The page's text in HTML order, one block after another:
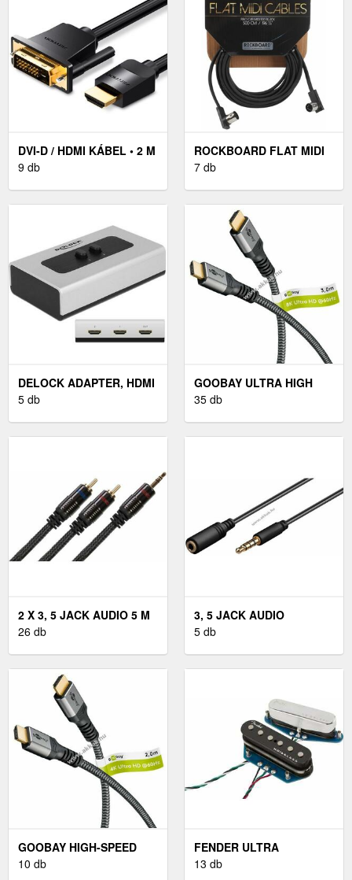
DVI-D / HDMI KÁBEL • 2 M
9 db
ROCKBOARD FLAT MIDI
CABLE - 5 M BLACK
7 db
DELOCK ADAPTER, HDMI
-> 2X HDMI
5 db
GOOBAY ULTRA HIGH
SPEED HDMI KÁBEL 8K
35 db
2 X 3, 5 JACK AUDIO 5 M
26 db
3, 5 JACK AUDIO
HOSSZABBÍTÓ 5M
5 db
GOOBAY HIGH-SPEED
HDMI KÁBEL ETHERNET
10 db
FENDER ULTRA
NOISELESS TELE
13 db